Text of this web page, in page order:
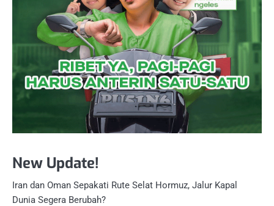
New Update!
Iran dan Oman Sepakati Rute Selat Hormuz, Jalur Kapal
Dunia Segera Berubah?